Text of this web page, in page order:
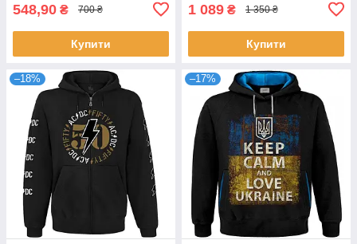
548,90 ₴ 700 ₴
Купити
1 089 ₴ 1 350 ₴
Купити
–18% –17%